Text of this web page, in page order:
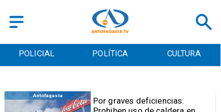
POLICIAL POLÍTICA CULTURA
Antofagasta
Por graves deficiencias: